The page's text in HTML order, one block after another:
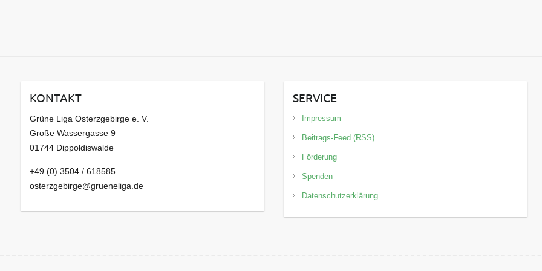
KONTAKT
Grüne Liga Osterzgebirge e. V.
Große Wassergasse 9
01744 Dippoldiswalde
+49 (0) 3504 / 618585
osterzgebirge@grueneliga.de
SERVICE
Impressum
Beitrags-Feed (RSS)
Förderung
Spenden
Datenschutzerklärung